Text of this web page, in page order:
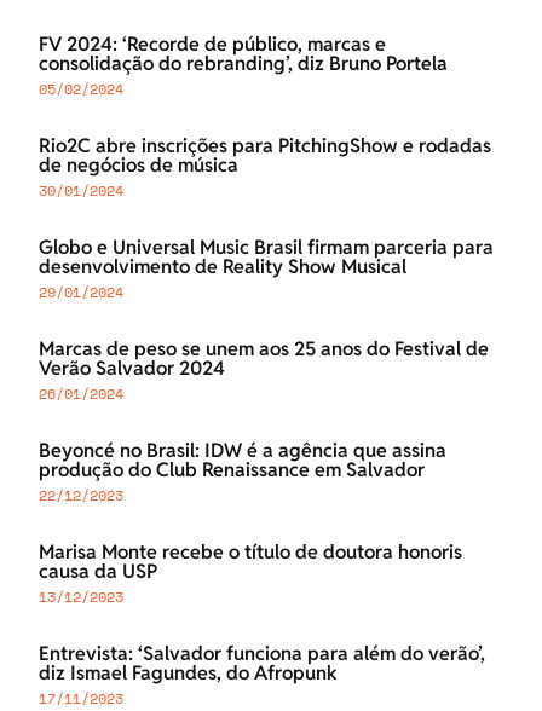
FV 2024: ‘Recorde de público, marcas e
consolidação do rebranding’, diz Bruno Portela
05/02/2024
Rio2C abre inscrições para PitchingShow e rodadas
de negócios de música
30/01/2024
Globo e Universal Music Brasil firmam parceria para
desenvolvimento de Reality Show Musical
29/01/2024
Marcas de peso se unem aos 25 anos do Festival de
Verão Salvador 2024
26/01/2024
Beyoncé no Brasil: IDW é a agência que assina
produção do Club Renaissance em Salvador
22/12/2023
Marisa Monte recebe o título de doutora honoris
causa da USP
13/12/2023
Entrevista: ‘Salvador funciona para além do verão’,
diz Ismael Fagundes, do Afropunk
17/11/2023